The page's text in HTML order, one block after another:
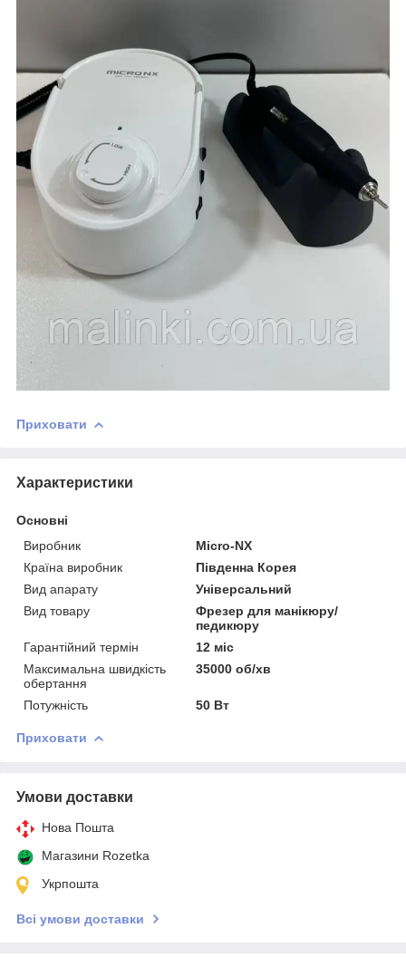
Приховати
Характеристики
Основні
Виробник
Micro-NX
Країна виробник
Південна Корея
Вид апарату
Універсальний
Вид товару
Фрезер для манікюру/
педикюру
Гарантійний термін
12 міс
Максимальна швидкість
обертання
35000 об/хв
Потужність 50 Вт
Приховати
Умови доставки
Нова Пошта
Магазини Rozetka
Укрпошта
Всі умови доставки